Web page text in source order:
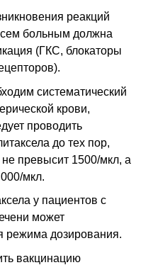
реакций
больным должна
(ГКС, блокаторы
систематический
крови,
проводить
до тех пор,
превысит 1500/мкл, а
мкл.
у пациентов с
может
режима дозирования.
вакцинацию